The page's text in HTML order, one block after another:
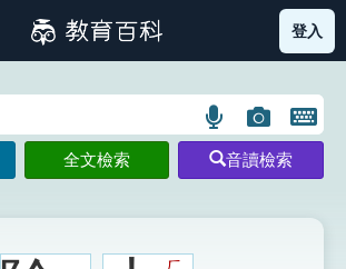
筆畫索引圖示 部首索引表圖示
登入
語
言
搜
圖
片
搜
開
鍵
圖
全文檢索 音讀檢索
ㄏ